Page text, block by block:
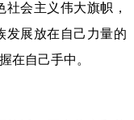
会主义伟大旗帜，
发展放在自己力量的
在自己手中。